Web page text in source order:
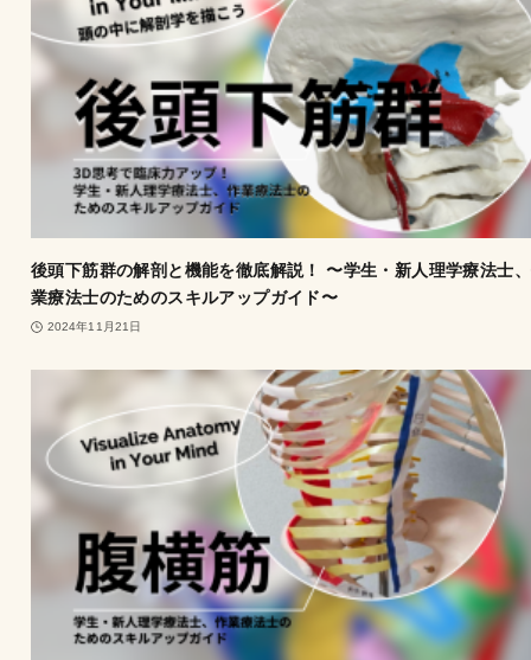
後頭下筋群の解剖と機能を徹底解説！ 〜学生・新人理学療法士
業療法士のためのスキルアップガイド〜
2024年11月21日